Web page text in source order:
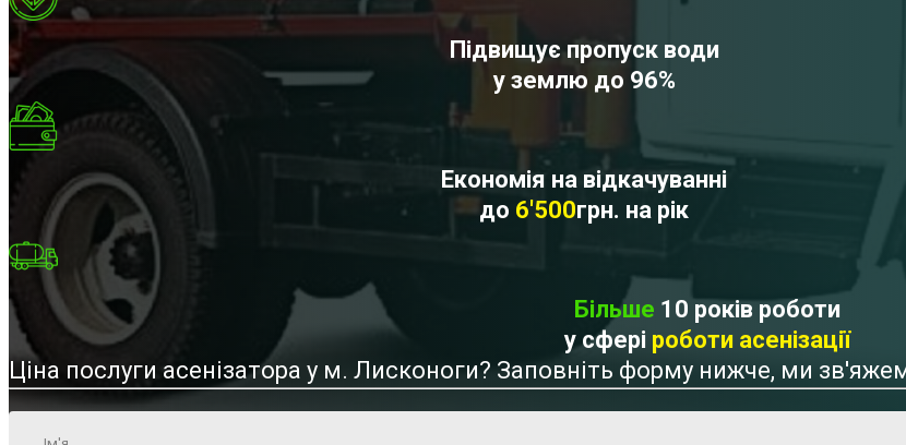
Підвищує пропуск води
у землю до 96%
Економія на відкачуванні
до 6'500грн. на рік
Більше 10 років роботи
у сфері роботи асенізації
Ціна послуги асенізатора у м. Лисконоги? Заповніть форму нижче, ми